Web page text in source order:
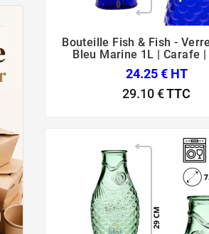
  
Bouteille Fish & Fish -
Bleu Marine 1L | Carafe |
24.25 € HT
29.10 €TTC